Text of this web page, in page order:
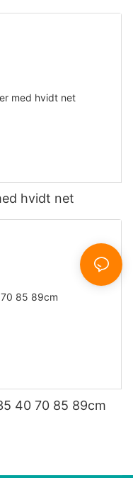
hvidt net
40 70 85 89cm